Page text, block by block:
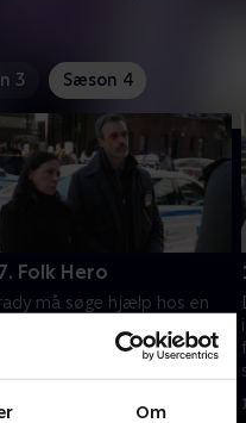
Om
3 Sæson 4
Folk Hero
må søge hjælp hos en
til en gerningsmand, der
august 2025 • 39 min